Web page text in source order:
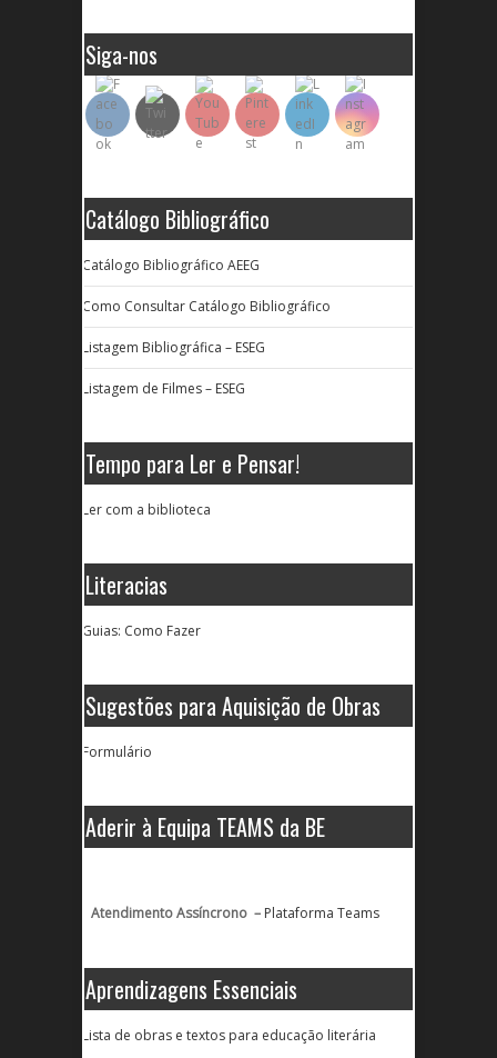
Siga-nos
Catálogo Bibliográfico
Catálogo Bibliográfico AEEG
Como Consultar Catálogo Bibliográfico
Listagem Bibliográfica – ESEG
Listagem de Filmes – ESEG
Tempo para Ler e Pensar!
Ler com a biblioteca
Literacias
Guias: Como Fazer
Sugestões para Aquisição de Obras
Formulário
Aderir à Equipa TEAMS da BE
Atendimento Assíncrono – Plataforma Teams
Aprendizagens Essenciais
Lista de obras e textos para educação literária